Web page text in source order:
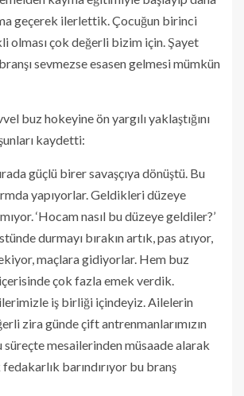
geçerek ilerlettik. Çocuğun birinci
olması çok değerli bizim için. Şayet
sevmezse esasen gelmesi mümkün
buz hokeyine ön yargılı yaklaştığını
kaydetti:
güçlü birer savaşçıya dönüştü. Bu
yapıyorlar. Geldikleri düzeye
‘Hocam nasıl bu düzeye geldiler?’
durmayı bırakın artık, pas atıyor,
maçlara gidiyorlar. Hem buz
içerisinde çok fazla emek verdik.
iş birliği içindeyiz. Ailelerin
zira günde çift antrenmanlarımızın
süreçte mesailerinden müsaade alarak
barındırıyor bu branş